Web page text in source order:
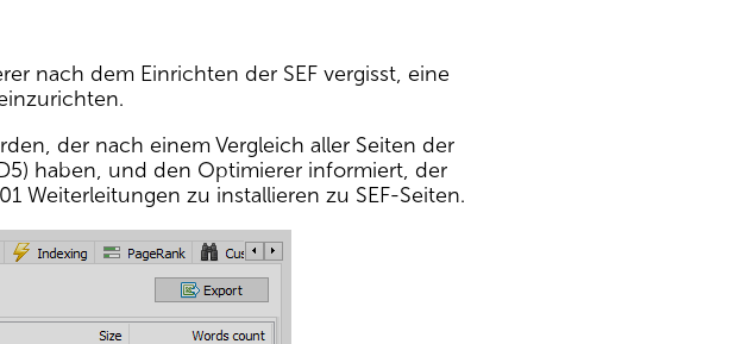
nach dem Einrichten der SEF vergisst, eine
der nach einem Vergleich aller Seiten der
haben, und den Optimierer informiert, der
Weiterleitungen zu installieren zu SEF-Seiten.